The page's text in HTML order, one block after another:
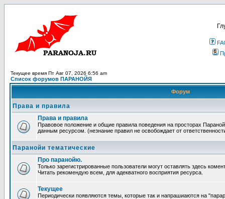
Текущее время Пт Авг 07, 2026 6:56 am
Список форумов ПАРАНОЙЯ
Форум
Права и правила
Права и правила
Правовое положение и общие правила поведения на просторах
данным ресурсом. (незнание правил не освобождает от
Паранойи тематические
Про паранойю.
Только зарегистрированные пользователи могут оставлять здесь
Читать рекомендую всем, для адекватного восприятия ресурса.
Текущее
Периодически появляются темы, которые так и напрашиаются на